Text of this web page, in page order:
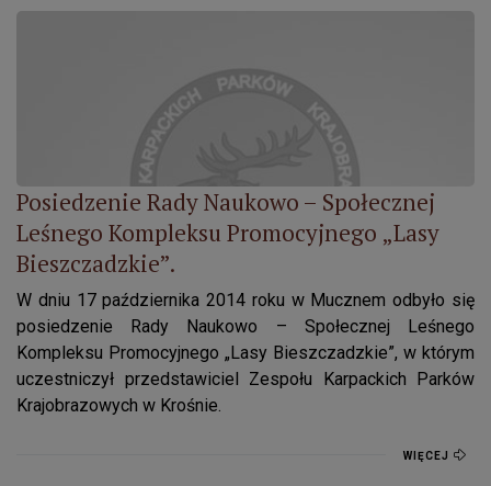
Posiedzenie Rady Naukowo – Społecznej
Leśnego Kompleksu Promocyjnego „Lasy
Bieszczadzkie”.
W dniu 17 października 2014 roku w Mucznem odbyło się
posiedzenie Rady Naukowo – Społecznej Leśnego
Kompleksu Promocyjnego „Lasy Bieszczadzkie”, w którym
uczestniczył przedstawiciel Zespołu Karpackich Parków
Krajobrazowych w Krośnie.
WIĘCEJ